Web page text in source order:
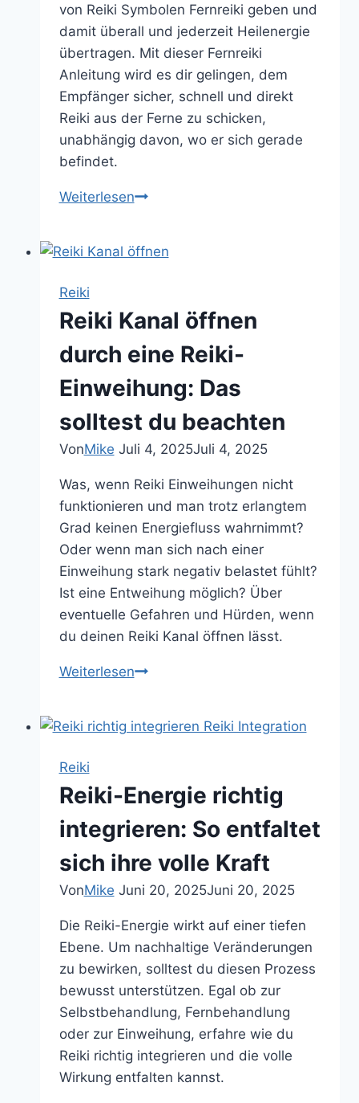
von Reiki Symbolen Fernreiki geben und
damit überall und jederzeit Heilenergie
übertragen. Mit dieser Fernreiki
Anleitung wird es dir gelingen, dem
Empfänger sicher, schnell und direkt
Reiki aus der Ferne zu schicken,
unabhängig davon, wo er sich gerade
befindet.
WeiterlesenFernreiki
führst
richtig
durch
Reiki
Reiki Kanal öffnen
durch eine Reiki-
Einweihung: Das
solltest du beachten
VonMike Juli 4, 2025Juli 4, 2025
Was, wenn Reiki Einweihungen nicht
funktionieren und man trotz erlangtem
Grad keinen Energiefluss wahrnimmt?
Oder wenn man sich nach einer
Einweihung stark negativ belastet fühlt?
Ist eine Entweihung möglich? Über
eventuelle Gefahren und Hürden, wenn
du deinen Reiki Kanal öffnen lässt.
WeiterlesenReiki
durch
Einweihung:
Das
du
beachten
Reiki
Reiki-Energie richtig
integrieren: So entfaltet
sich ihre volle Kraft
VonMike Juni 20, 2025Juni 20, 2025
Die Reiki-Energie wirkt auf einer tiefen
Ebene. Um nachhaltige Veränderungen
zu bewirken, solltest du diesen Prozess
bewusst unterstützen. Egal ob zur
Selbstbehandlung, Fernbehandlung
oder zur Einweihung, erfahre wie du
Reiki richtig integrieren und die volle
Wirkung entfalten kannst.